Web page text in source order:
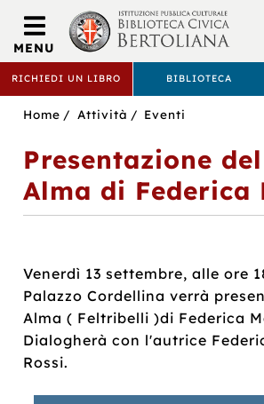
BIBLIOTECA
BERTOLIANA
RICHIEDI UN LIBRO BIBLIOTECA
MENU
Sei
Home Attività Eventi
Presentazione
Alma di Federica
Venerdì 13 settembre, alle ore
Palazzo Cordellina verrà
Alma ( Feltribelli )di Federica
Dialogherà con l'autrice
Rossi.